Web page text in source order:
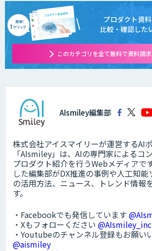
プロダクト資
比較・確認した
このカテゴリを全て無料で資料請
AIsmiley編集部
株式会社アイスマイリーが運営するAI
「AIsmiley」は、AIの専門家によるコ
プロダクト紹介を行うWebメディアで
した編集部がDX推進の事例や人工知
の活用方法、ニュース、トレンド情報
す。
・Facebookでも発信しています
・Xもフォローください @AIsmiley_inc
・Youtubeのチャンネル登録もお願い
@aismiley